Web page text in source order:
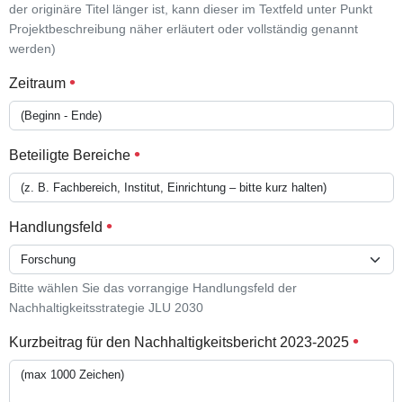
der originäre Titel länger ist, kann dieser im Textfeld unter Punkt
Projektbeschreibung näher erläutert oder vollständig genannt
werden)
Zeitraum
Beteiligte Bereiche
Handlungsfeld
Bitte wählen Sie das vorrangige Handlungsfeld der
Nachhaltigkeitsstrategie JLU 2030
Kurzbeitrag für den Nachhaltigkeitsbericht 2023-2025